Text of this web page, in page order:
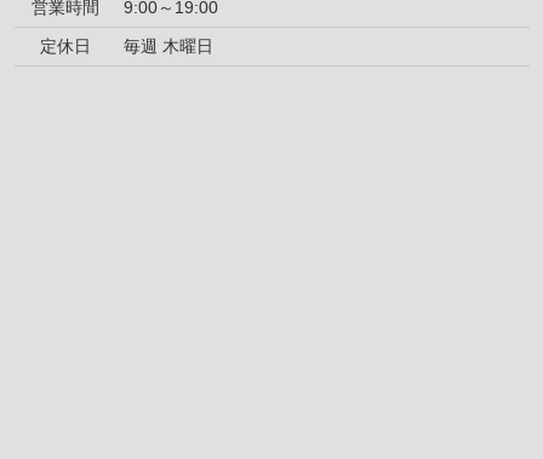
営業時間
9:00～19:00
定休日
毎週 木曜日